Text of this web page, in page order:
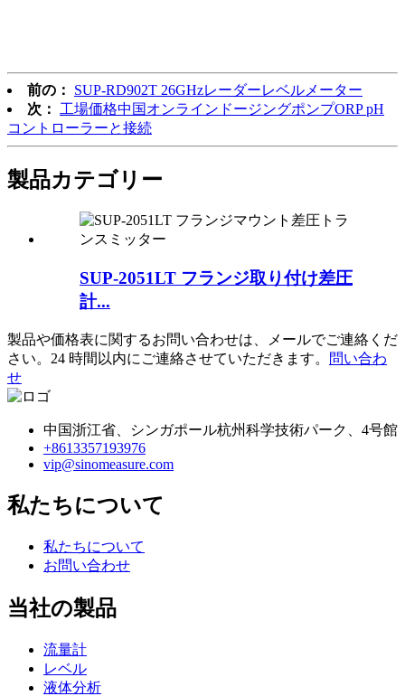
前の：
SUP-RD902T 26GHzレーダーレベルメーター
次：
工場価格中国オンラインドージングポンプORP pH
コントローラーと接続
製品カテゴリー
SUP-2051LT フランジ取り付け差圧
計...
製品や価格表に関するお問い合わせは、メールでご連絡くだ
さい。24 時間以内にご連絡させていただきます。
問い合わ
せ
中国浙江省、シンガポール杭州科学技術パーク、4号館
+8613357193976
vip@sinomeasure.com
私たちについて
私たちについて
お問い合わせ
当社の製品
流量計
レベル
液体分析